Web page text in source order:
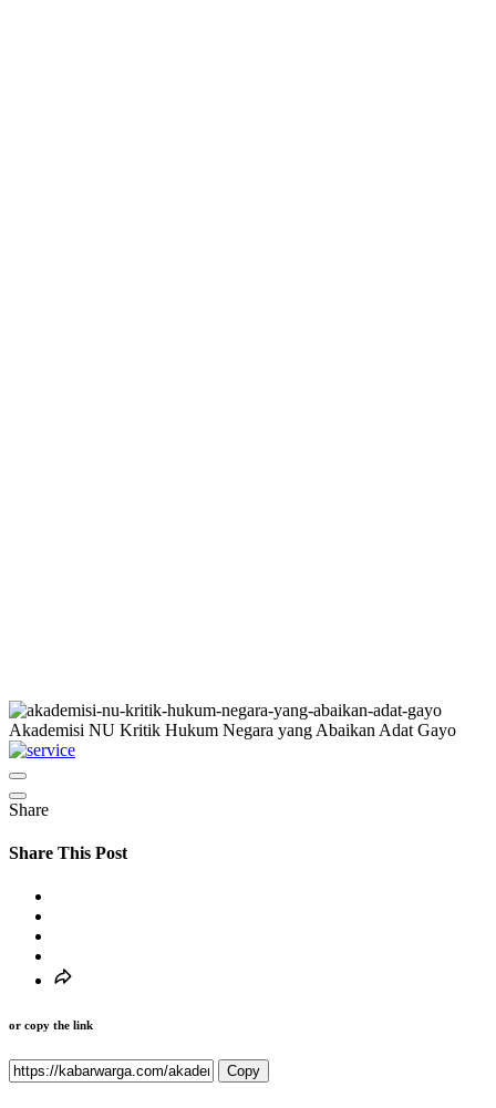
Akademisi NU Kritik Hukum Negara yang Abaikan Adat Gayo
Share
Share This Post
or copy the link
Copy